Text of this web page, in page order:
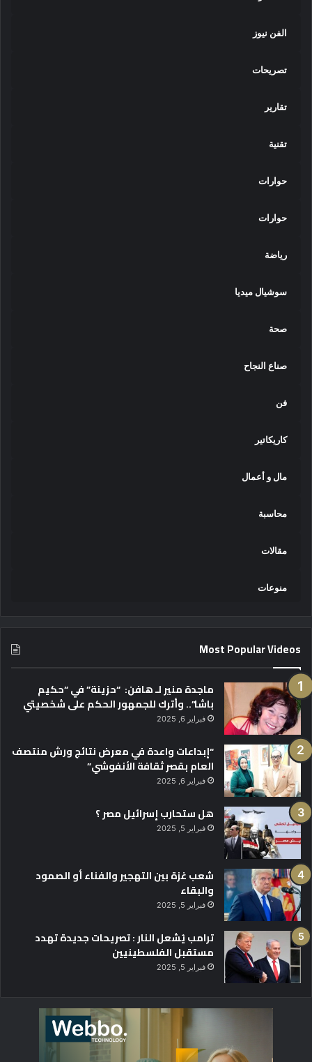
الفن نيوز
تصريحات
تقارير
تقنية
حوارات
حوارات
رياضة
سوشيال ميديا
صحة
صناع النجاح
فن
كاريكاتير
مال و أعمال
محاسبة
مقالات
منوعات
Most Popular Videos
ماجدة منير لـ هافن: “حزينة” في “حكيم
باشا”.. وأترك للجمهور الحكم على شخصيتي
فبراير 6, 2025
“إبداعات واعدة في معرض نتائج ورش منتصف
العام بقصر ثقافة الأنفوشي”
فبراير 6, 2025
هل ستحارب إسرائيل مصر ؟
فبراير 5, 2025
شعب غزة بين التهجير والفناء أو الصمود
والبقاء
فبراير 5, 2025
ترامب يُشعل النار : تصريحات جديدة تهدد
مستقبل الفلسطينيين
فبراير 5, 2025